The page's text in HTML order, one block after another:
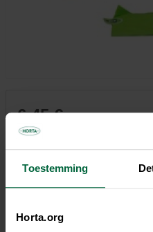
Toestemming
Horta.org
6,45 €
Tous les magasins